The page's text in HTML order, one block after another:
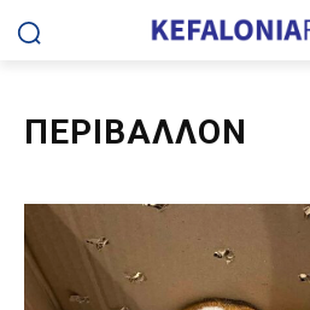
ΠΕΡΙΒΑΛΛΟΝ